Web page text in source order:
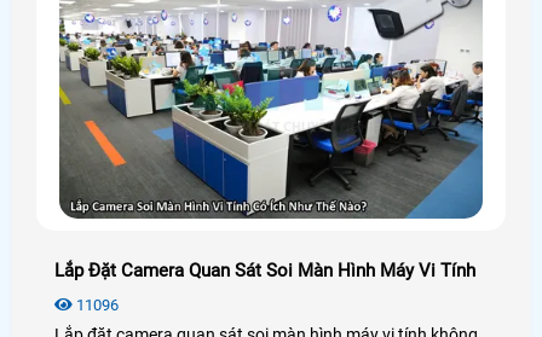
Lắp Đặt Camera Quan Sát Soi Màn Hình Máy Vi Tính
11096